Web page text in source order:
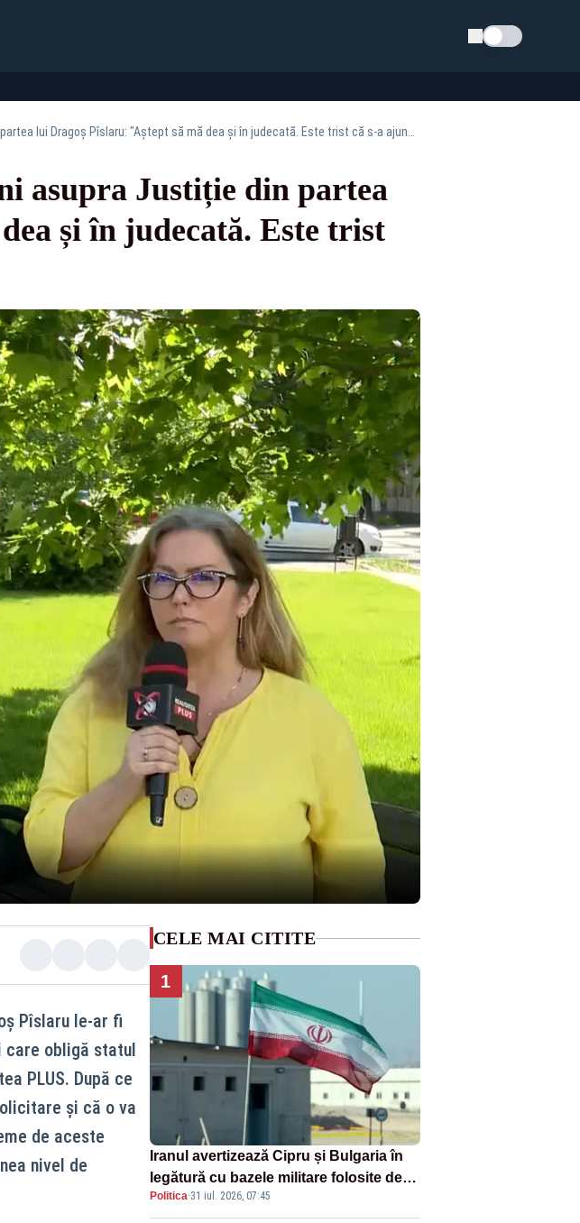
Schimba tema
asupra Justiție din partea
și în judecată. Este trist
Pîslaru le-ar fi
care obligă statul
PLUS. După ce
și că o va
de aceste
nivel de
CELE MAI CITITE
1
Iranul avertizează Cipru și Bulgaria în
legătură cu bazele militare folosite de
SUA
Politica·31 iul. 2026, 07:45